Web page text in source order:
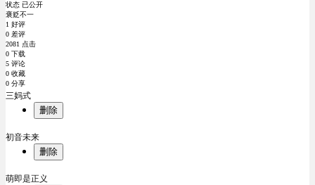
状态 已公开
褒贬不一
1 好评
0 差评
2081 点击
0 下载
5 评论
0 收藏
0 分享
三妈式
删除
初音未来
删除
萌即是正义